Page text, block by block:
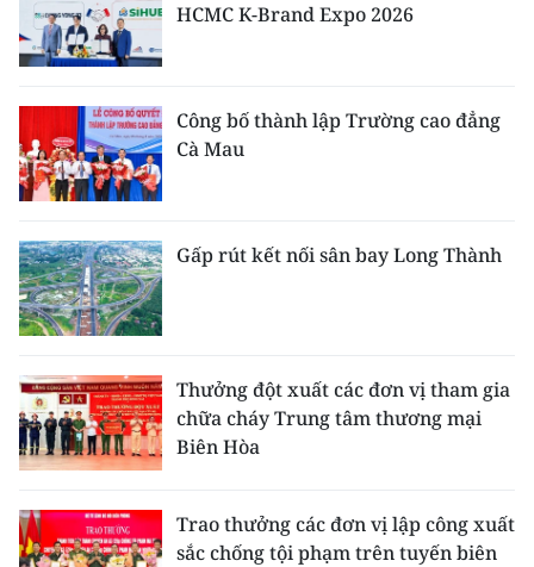
HCMC K-Brand Expo 2026
Công bố thành lập Trường cao đẳng
Cà Mau
Gấp rút kết nối sân bay Long Thành
Thưởng đột xuất các đơn vị tham gia
chữa cháy Trung tâm thương mại
Biên Hòa
Trao thưởng các đơn vị lập công xuất
sắc chống tội phạm trên tuyến biên